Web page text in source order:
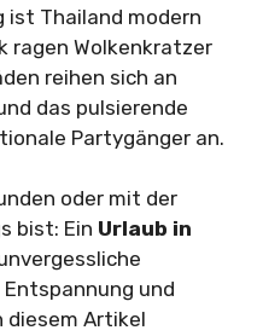
ist Thailand modern
ragen Wolkenkratzer
reihen sich an
das pulsierende
Partygänger an.
oder mit der
bist: Ein Urlaub in
und
diesem Artikel